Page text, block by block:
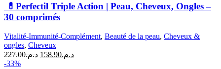
💊Perfectil Triple Action | Peau, Cheveux, Ongles –
30 comprimés
Vitalité-Immunité-Complément, Beauté de la peau, Cheveux &
ongles, Cheveux
د.م.227.00
Le
د.م.158.90
Le
-33%